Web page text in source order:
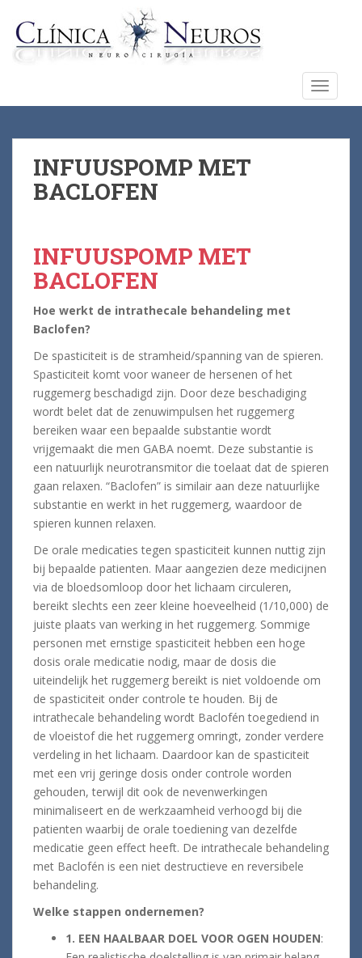
INFUUSPOMP MET
BACLOFEN
INFUUSPOMP MET
BACLOFEN
Hoe werkt de intrathecale behandeling met
Baclofen?
De spasticiteit is de stramheid/spanning van de spieren.
Spasticiteit komt voor waneer de hersenen of het
ruggemerg beschadigd zijn. Door deze beschadiging
wordt belet dat de zenuwimpulsen het ruggemerg
bereiken waar een bepaalde substantie wordt
vrijgemaakt die men GABA noemt. Deze substantie is
een natuurlijk neurotransmitor die toelaat dat de spieren
gaan relaxen. “Baclofen” is similair aan deze natuurlijke
substantie en werkt in het ruggemerg, waardoor de
spieren kunnen relaxen.
De orale medicaties tegen spasticiteit kunnen nuttig zijn
bij bepaalde patienten. Maar aangezien deze medicijnen
via de bloedsomloop door het lichaam circuleren,
bereikt slechts een zeer kleine hoeveelheid (1/10,000) de
juiste plaats van werking in het ruggemerg. Sommige
personen met ernstige spasticiteit hebben een hoge
dosis orale medicatie nodig, maar de dosis die
uiteindelijk het ruggemerg bereikt is niet voldoende om
de spasticiteit onder controle te houden. Bij de
intrathecale behandeling wordt Baclofén toegediend in
de vloeistof die het ruggemerg omringt, zonder verdere
verdeling in het lichaam. Daardoor kan de spasticiteit
met een vrij geringe dosis onder controle worden
gehouden, terwijl dit ook de nevenwerkingen
minimaliseert en de werkzaamheid verhoogd bij die
patienten waarbij de orale toediening van dezelfde
medicatie geen effect heeft. De intrathecale behandeling
met Baclofén is een niet destructieve en reversibele
behandeling.
Welke stappen ondernemen?
1. EEN HAALBAAR DOEL VOOR OGEN HOUDEN: